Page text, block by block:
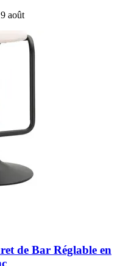
août
de Bar Réglable en